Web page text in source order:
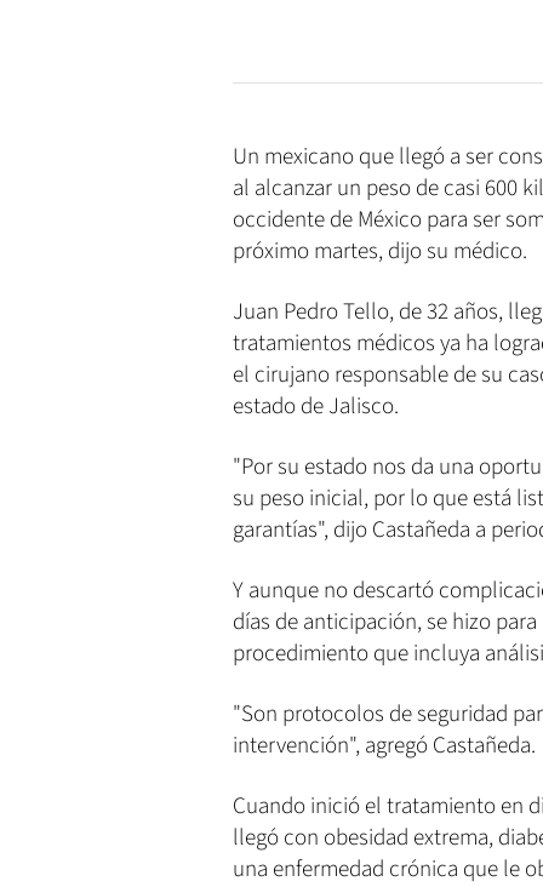
Un mexicano que llegó a ser
al alcanzar un peso de casi 600
occidente de México para ser
próximo martes, dijo su médico.
Juan Pedro Tello, de 32 años,
tratamientos médicos ya ha
el cirujano responsable de su
estado de Jalisco.
"Por su estado nos da una
su peso inicial, por lo que está
garantías", dijo Castañeda a
Y aunque no descartó
días de anticipación, se hizo
procedimiento que incluya
"Son protocolos de seguridad
intervención", agregó Castañeda.
Cuando inició el tratamiento en
llegó con obesidad extrema,
una enfermedad crónica que le